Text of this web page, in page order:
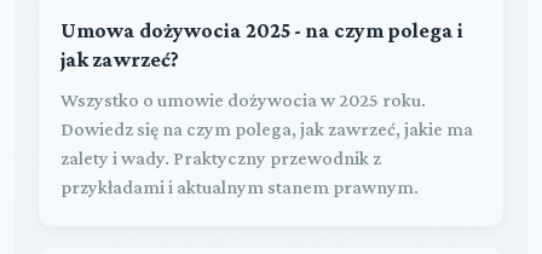
Umowa dożywocia 2025 - na czym polega i
jak zawrzeć?
Wszystko o umowie dożywocia w 2025 roku.
Dowiedz się na czym polega, jak zawrzeć, jakie ma
zalety i wady. Praktyczny przewodnik z
przykładami i aktualnym stanem prawnym.